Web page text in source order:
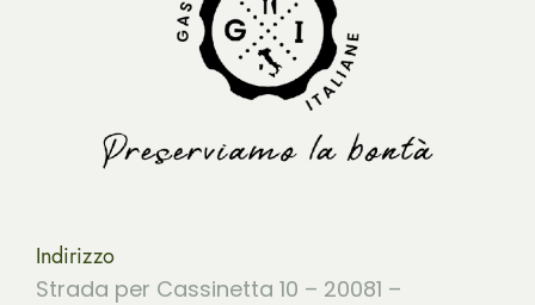
Indirizzo
Strada per Cassinetta 10 – 20081 –